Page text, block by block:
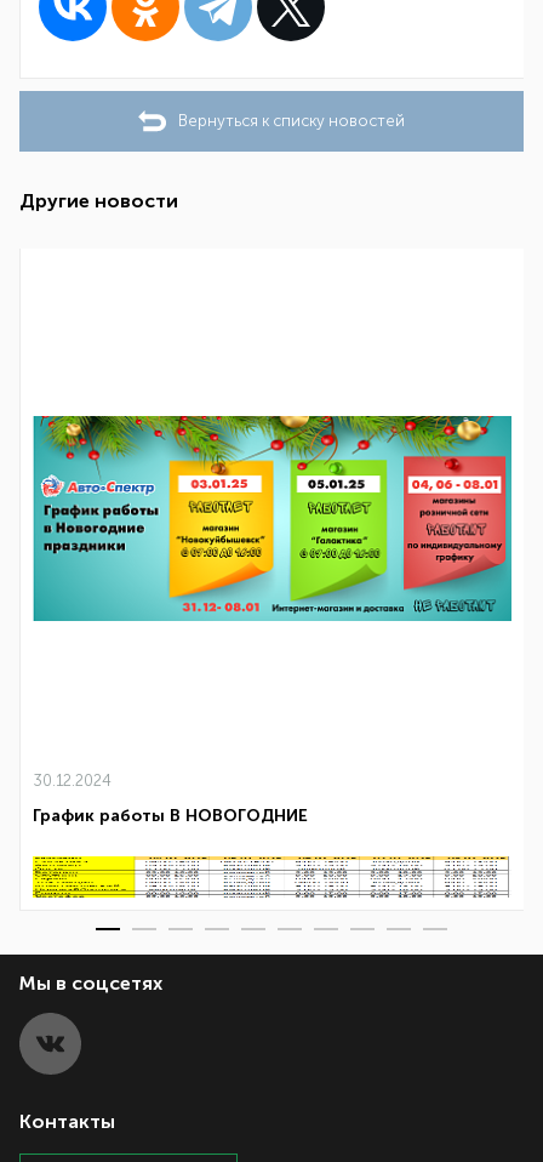
Вернуться к списку новостей
Другие новости
30.12.2024
График работы В НОВОГОДНИЕ
Мы в соцсетях
Контакты